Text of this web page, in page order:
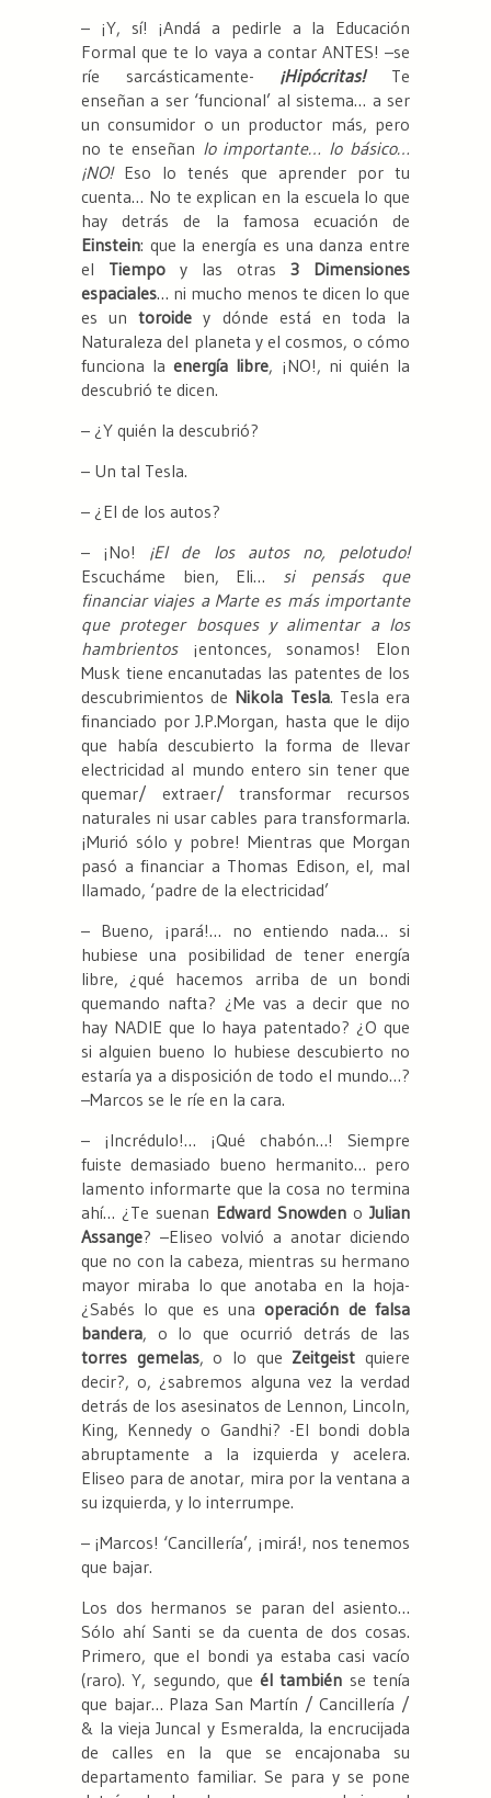
– ¡Y, sí! ¡Andá a pedirle a la Educación
Formal que te lo vaya a contar ANTES! –se
ríe sarcásticamente- ¡Hipócritas!Te
enseñan a ser ‘funcional’ al sistema… a ser
un consumidor o un productor más, pero
no te enseñan lo importante… lo básico…
¡NO!Eso lo tenés que aprender por tu
cuenta… No te explican en la escuela lo que
hay detrás de la famosa ecuación de
Einstein: que la energía es una danza entre
el Tiempo y las otras 3 Dimensiones
espaciales… ni mucho menos te dicen lo que
es untoroide y dónde está en toda la
Naturaleza del planeta y el cosmos, o cómo
funciona laenergía libre, ¡NO!, ni quién la
descubrió te dicen.
– ¿Y quién la descubrió?
– Un tal Tesla.
– ¿El de los autos?
– ¡No! ¡El de los autos no, pelotudo!
Escucháme bien, Eli… si pensás que
financiar viajes a Marte es más importante
que proteger bosques y alimentar a los
hambrientos¡entonces, sonamos! Elon
Musk tiene encanutadas las patentes de los
descubrimientos de Nikola Tesla. Tesla era
financiado por J.P.Morgan, hasta que le dijo
que había descubierto la forma de llevar
electricidad al mundo entero sin tener que
quemar/ extraer/ transformar recursos
naturales ni usar cables para transformarla.
¡Murió sólo y pobre! Mientras que Morgan
pasó a financiar a Thomas Edison, el, mal
llamado, ‘padre de la electricidad’
– Bueno, ¡pará!… no entiendo nada… si
hubiese una posibilidad de tener energía
libre, ¿qué hacemos arriba de un bondi
quemando nafta? ¿Me vas a decir que no
hay NADIE que lo haya patentado? ¿O que
si alguien bueno lo hubiese descubierto no
estaría ya a disposición de todo el mundo…?
–Marcos se le ríe en la cara.
– ¡Incrédulo!… ¡Qué chabón…! Siempre
fuiste demasiado bueno hermanito… pero
lamento informarte que la cosa no termina
ahí… ¿Te suenan Edward Snowden o Julian
Assange? –Eliseo volvió a anotar diciendo
que no con la cabeza, mientras su hermano
mayor miraba lo que anotaba en la hoja-
¿Sabés lo que es unaoperación de falsa
bandera, o lo que ocurrió detrás de las
torres gemelas, o lo que Zeitgeist quiere
decir?, o, ¿sabremos alguna vez la verdad
detrás de los asesinatos de Lennon, Lincoln,
King, Kennedy o Gandhi? -El bondi dobla
abruptamente a la izquierda y acelera.
Eliseo para de anotar, mira por la ventana a
su izquierda, y lo interrumpe.
– ¡Marcos! ‘Cancillería’, ¡mirá!, nos tenemos
que bajar.
Los dos hermanos se paran del asiento…
Sólo ahí Santi se da cuenta de dos cosas.
Primero, que el bondi ya estaba casi vacío
(raro). Y, segundo, queél también se tenía
que bajar… Plaza San Martín / Cancillería /
& la vieja Juncal y Esmeralda, la encrucijada
de calles en la que se encajonaba su
departamento familiar. Se para y se pone